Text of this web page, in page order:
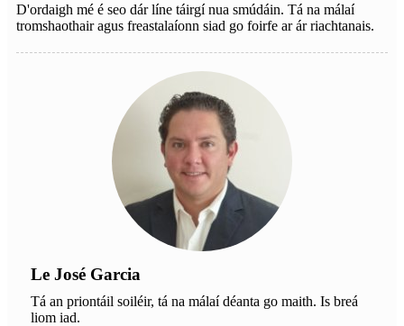
D'ordaigh mé é seo dár líne táirgí nua smúdáin. Tá na málaí
tromshaothair agus freastalaíonn siad go foirfe ar ár riachtanais.
Le José Garcia
Tá an priontáil soiléir, tá na málaí déanta go maith. Is breá
liom iad.